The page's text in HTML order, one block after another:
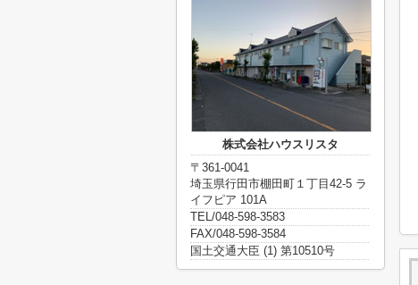
株式会社ハウスリスタ
〒361-0041
埼玉県行田市棚田町１丁目42-5 ラ
イフピア 101A
TEL/048-598-3583
FAX/048-598-3584
国土交通大臣 (1) 第10510号